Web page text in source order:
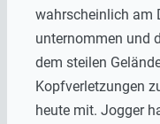
wahrscheinlich am
unternommen und
dem steilen
Kopfverletzungen
heute mit. Jogger